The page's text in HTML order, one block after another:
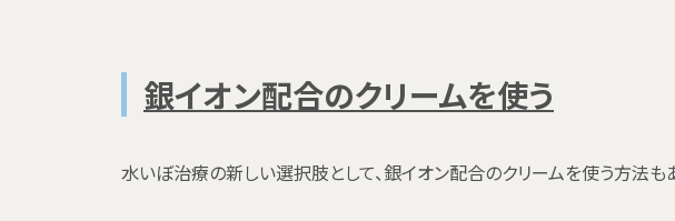
銀イオン配合のクリームを使う
水いぼ治療の新しい選択肢として、銀イオン配合のクリームを使う方法も